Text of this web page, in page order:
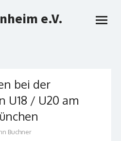
e.V.
open
bei der
U18 / U20 am
Buchner